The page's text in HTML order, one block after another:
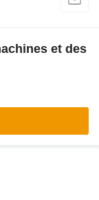
et des